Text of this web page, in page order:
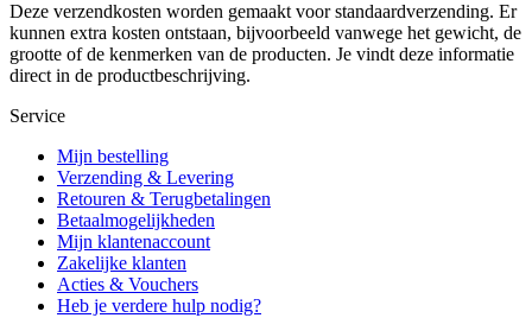
Deze verzendkosten worden gemaakt voor standaardverzending. Er
kunnen extra kosten ontstaan, bijvoorbeeld vanwege het gewicht, de
grootte of de kenmerken van de producten. Je vindt deze informatie
direct in de productbeschrijving.
Service
Mijn bestelling
Verzending & Levering
Retouren & Terugbetalingen
Betaalmogelijkheden
Mijn klantenaccount
Zakelijke klanten
Acties & Vouchers
Heb je verdere hulp nodig?